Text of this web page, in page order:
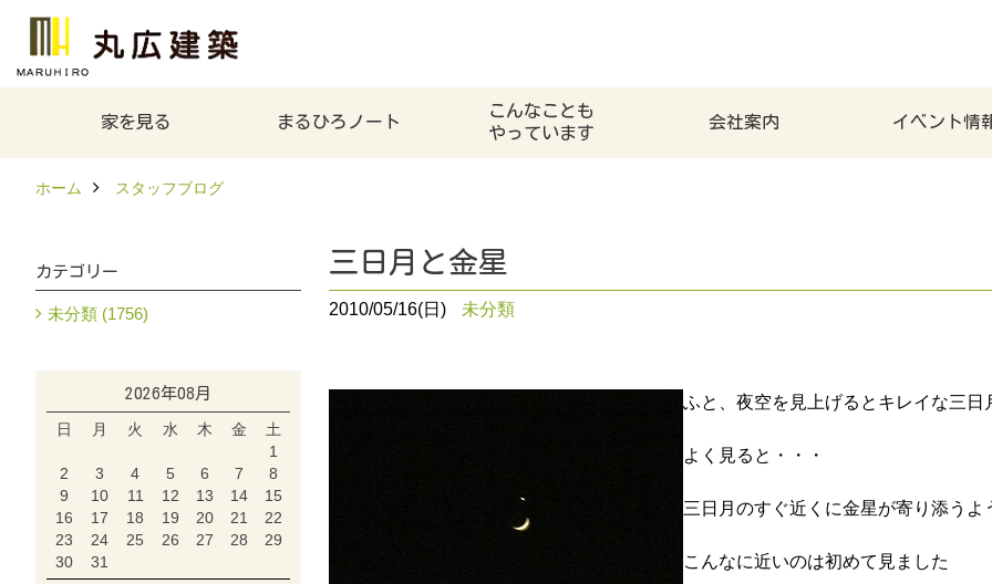
家を見る まるひろノート
こんなことも
やっています
会社案内 イベント情
ホーム スタッフブログ
三日月と金星
2010/05/16(日) 未分類
ふと、夜空を見上げるとキレイな三日
よく見ると・・・
三日月のすぐ近くに金星が寄り添うよ
こんなに近いのは初めて見ました
カテゴリー
未分類 (1756)
2026年08月
日 月 火 水 木 金
土
1
2
3 4 5 6 7
8
9
10 11 12 13 14
15
16
17 18 19 20 21
22
23
24 25 26 27 28
29
30
31